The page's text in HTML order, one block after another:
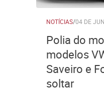
NOTÍCIAS/04 DE
Polia do
modelos
Saveiro e
soltar